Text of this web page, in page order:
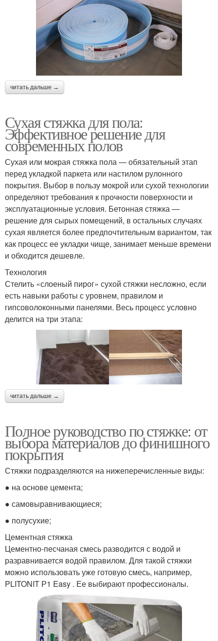
читать дальше →
Сухая стяжка для пола:
Эффективное решение для
современных полов
Сухая или мокрая стяжка пола — обязательный этап
перед укладкой паркета или настилом рулонного
покрытия. Выбор в пользу мокрой или сухой технологии
определяют требования к прочности поверхности и
эксплуатационные условия. Бетонная стяжка —
решение для сырых помещений, в остальных случаях
сухая является более предпочтительным вариантом, так
как процесс ее укладки чище, занимает меньше времени
и обходится дешевле.
Технология
Стелить «слоеный пирог» сухой стяжки несложно, если
есть навыки работы с уровнем, правилом и
гипсоволоконными панелями. Весь процесс условно
делится на три этапа:
читать дальше →
Полное руководство по стяжке: от
выбора материалов до финишного
покрытия
Стяжки подразделяются на нижеперечисленные виды:
● на основе цемента;
● самовыравнивающиеся;
● полусухие;
Цементная стяжка
Цементно-песчаная смесь разводится с водой и
разравнивается водой правилом. Для такой стяжки
можно использовать уже готовую смесь, например,
PLITONIT Р1 Easy . Ее выбирают профессионалы.